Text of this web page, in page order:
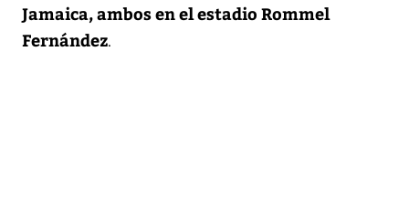
Jamaica, ambos en el estadio Rommel
Fernández.